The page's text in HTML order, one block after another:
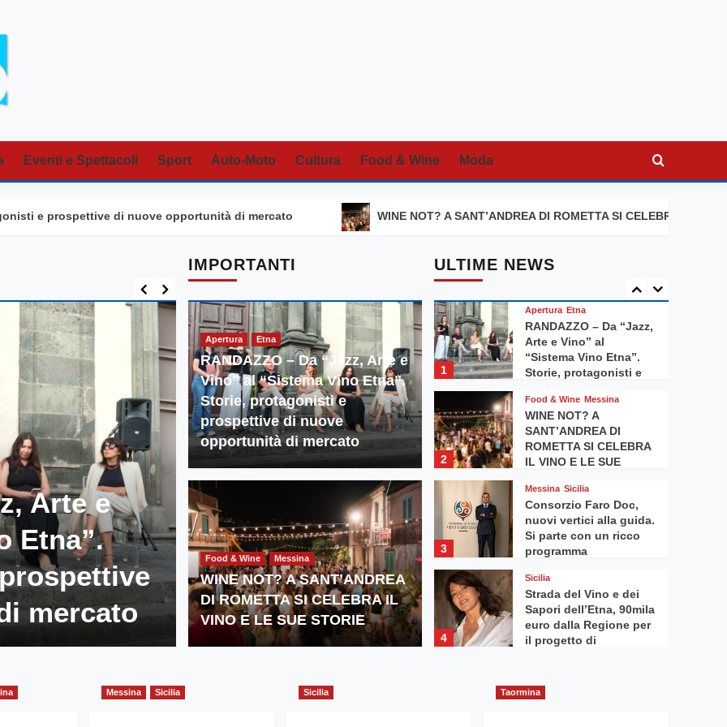
Eventi e Spettacoli Sport Auto-Moto Cultura Food & Wine Moda
di nuove opportunità di mercato WINE NOT? A SANT’ANDREA DI ROMETTA SI CELEBRA IL VINO E LE SUE STORIE
Arte e
Etna”.
mercato
Food & Wine
WINE NOT? A SANT’ANDREA DI
ROMETTA SI CELEBRA IL VINO E
LE SUE STORIE
IMPORTANTI
Apertura Etna
RANDAZZO – Da “Jazz, Arte e
Vino” al “Sistema Vino Etna”.
Storie, protagonisti e
prospettive di nuove
opportunità di mercato
Food & Wine Messina
WINE NOT? A SANT’ANDREA
DI ROMETTA SI CELEBRA IL
VINO E LE SUE STORIE
ULTIME NEWS
Sapori dell’Etna, 90mila
euro dalla Regione per
segnaletica turistica
5
l’Ospedale di Comunità
1
Apertura Etna
RANDAZZO – Da “Jazz,
Arte e Vino” al
“Sistema Vino Etna”.
Storie, protagonisti e
opportunità di mercato
2
Food & Wine Messina
WINE NOT? A
SANT’ANDREA DI
ROMETTA SI CELEBRA
IL VINO E LE SUE
3
Messina Sicilia
Consorzio Faro Doc,
nuovi vertici alla guida.
Si parte con un ricco
programma
4
Sicilia
Strada del Vino e dei
Sapori dell’Etna, 90mila
euro dalla Regione per
il progetto di
Taormina – Inaugurato
Messina Sicilia Sicilia Taormina